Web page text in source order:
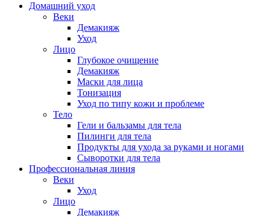
Домашний уход
Веки
Демакияж
Уход
Лицо
Глубокое очищение
Демакияж
Маски для лица
Тонизация
Уход по типу кожи и проблеме
Тело
Гели и бальзамы для тела
Пилинги для тела
Продукты для ухода за руками и ногами
Сыворотки для тела
Профессиональная линия
Веки
Уход
Лицо
Демакияж